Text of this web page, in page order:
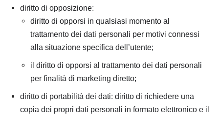
diritto di opposizione:
diritto di opporsi in qualsiasi momento al
trattamento dei dati personali per motivi connessi
alla situazione specifica dell’utente;
il diritto di opporsi al trattamento dei dati personali
per finalità di marketing diretto;
diritto di portabilità dei dati: diritto di richiedere una
copia dei propri dati personali in formato elettronico e il